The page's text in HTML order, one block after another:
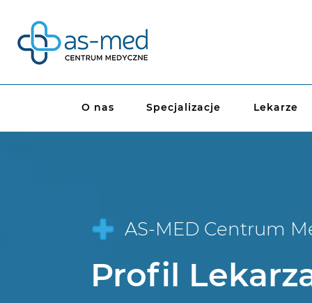
O nas Specjalizacje Lekarze
Profil
AS-MED Centrum